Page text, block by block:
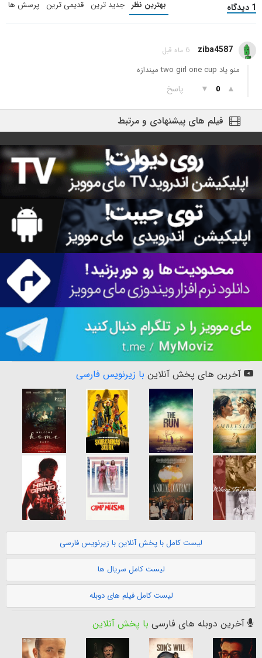
1 دیدگاه بهترین نظر جدید ترین قدیمی ترین پرسش ها
ziba4587 6 ماه قبل
منو یاد two girl one cup میندازه
▲
0
▼ پاسخ
فیلم های پیشنهادی و مرتبط
آخرین های پخش آنلاین با زیرنویس فارسی
لیست کامل با پخش آنلاین با زیرنویس فارسی
لیست کامل سریال ها
لیست کامل فیلم های دوبله
آخرین دوبله های فارسی با پخش آنلاین